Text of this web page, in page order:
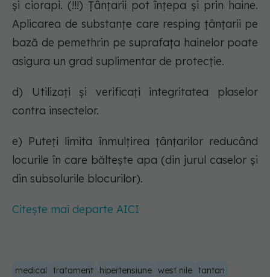
și ciorapi. (!!!) Țânțarii pot înțepa și prin haine.
Aplicarea de substanțe care resping țânțarii pe
bază de pemethrin pe suprafața hainelor poate
asigura un grad suplimentar de protecție.
d) Utilizați și verificați integritatea plaselor
contra insectelor.
e) Puteți limita înmulțirea țânțarilor reducând
locurile în care băltește apa (din jurul caselor și
din subsolurile blocurilor).
Citește mai departe AICI
medical tratament hipertensiune west nile tantari